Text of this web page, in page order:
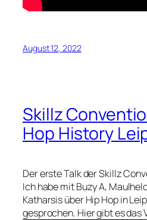
August 12, 2022
Skillz
Hop History
Der erste Talk der Skillz
Ich habe mit Buzy A,
Katharsis über Hip Hop in
gesprochen. Hier gibt es das